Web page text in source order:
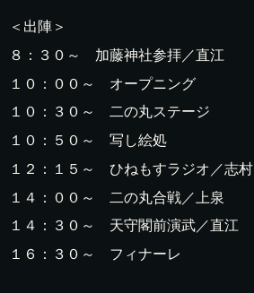
＜出陣＞
８：３０～ 加藤神社参拝／直江
１０：００～ オープニング
１０：３０～ 二の丸ステージ
１０：５０～ 写し絵処
１２：１５～ ひねもすラジオ／志
１４：００～ 二の丸合戦／上泉
１４：３０～ 天守閣前演武／直江
１６：３０～ フィナーレ